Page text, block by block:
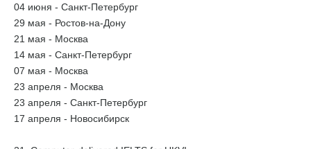
04 июня - Санкт-Петербург
29 мая - Ростов-на-Дону
21 мая - Москва
14 мая - Санкт-Петербург
07 мая - Москва
23 апреля - Москва
23 апреля - Санкт-Петербург
17 апреля - Новосибирск